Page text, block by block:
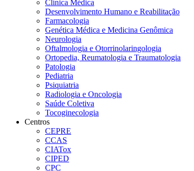
Clínica Médica
Desenvolvimento Humano e Reabilitação
Farmacologia
Genética Médica e Medicina Genômica
Neurologia
Oftalmologia e Otorrinolaringologia
Ortopedia, Reumatologia e Traumatologia
Patologia
Pediatria
Psiquiatria
Radiologia e Oncologia
Saúde Coletiva
Tocoginecologia
Centros
CEPRE
CCAS
CIATox
CIPED
CPC